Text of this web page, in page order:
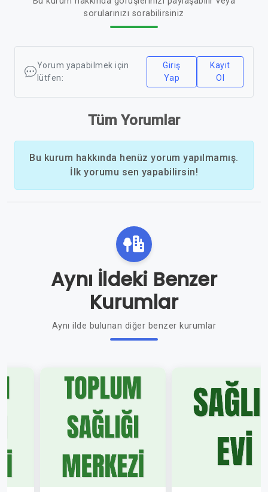
sorularınızı sorabilirsiniz
Yorum yapabilmek için
lütfen:
Giriş
Yap
Kayıt
Ol
Tüm Yorumlar
Bu kurum hakkında henüz yorum yapılmamış.
İlk yorumu sen yapabilirsin!
Aynı İldeki Benzer
Kurumlar
Aynı ilde bulunan diğer benzer kurumlar